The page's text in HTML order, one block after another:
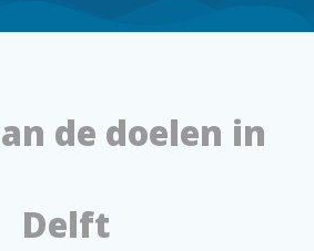
de doelen in
Delft